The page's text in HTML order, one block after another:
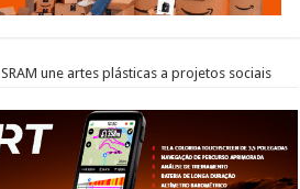
SRAM une artes plásticas a projetos sociais